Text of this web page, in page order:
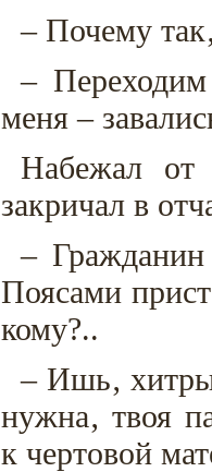
– Почему
–
меня –
Набежал от
закричал в
–
Поясами
кому?..
– Ишь‚
нужна‚ твоя
к чертовой